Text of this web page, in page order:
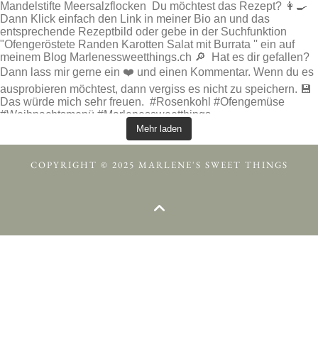
Mehr laden
COPYRIGHT © 2025 MARLENE'S SWEET THINGS